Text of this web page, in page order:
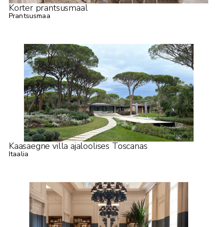
Korter prantsusmaal
Prantsusmaa
Kaasaegne villa ajaloolises Toscanas
Itaalia